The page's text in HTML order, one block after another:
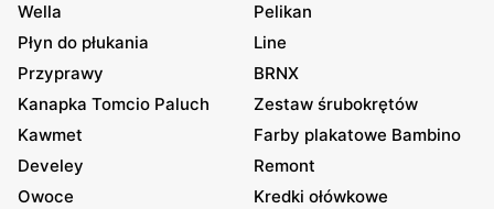
Wella
Pelikan
Płyn do płukania
Line
Przyprawy
BRNX
Kanapka Tomcio Paluch
Zestaw śrubokrętów
Kawmet
Farby plakatowe Bambino
Develey
Remont
Owoce
Kredki ołówkowe